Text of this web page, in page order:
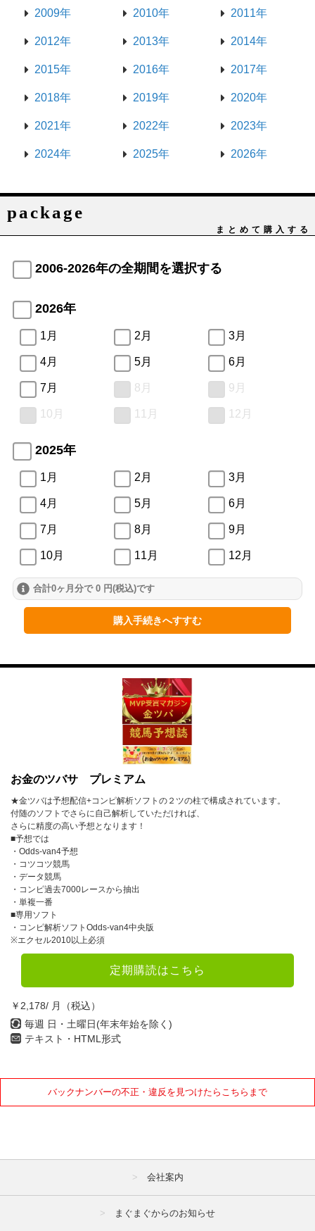
2009年 2010年 2011年
2012年 2013年 2014年
2015年 2016年 2017年
2018年 2019年 2020年
2021年 2022年 2023年
2024年 2025年 2026年
お金のツバサ プレミアム
★金ツバは予想配信+コンピ解析ソフトの２ツの柱で構成されています。
付随のソフトでさらに自己解析していただければ、
さらに精度の高い予想となります！
■予想では
・Odds-van4予想
・コツコツ競馬
・データ競馬
・コンピ過去7000レースから抽出
・単複一番
■専用ソフト
・コンピ解析ソフトOdds-van4中央版
※エクセル2010以上必須
定期購読はこちら
￥2,178/ 月（税込）
毎週 日・土曜日(年末年始を除く)
テキスト・HTML形式
バックナンバーの不正・違反を見つけたらこちらまで
package
まとめて購入する
2006-2026年の全期間を選択する
2026年
1月 2月 3月
4月 5月 6月
7月 8月 9月
10月 11月 12月
2025年
1月 2月 3月
4月 5月 6月
7月 8月 9月
10月 11月 12月
2024年
2月
7月 8月 9月
11月
2月
4月 5月
7月 8月
10月
2022年
1月
4月 5月
7月 8月 9月
2021年
1月
7月 8月 9月
2020年
2月
5月
合計0ヶ月分で 0 円(税込)です
購入手続きへすすむ
会社案内
まぐまぐからのお知らせ